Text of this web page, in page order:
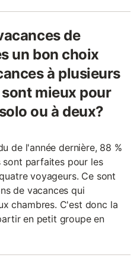
de
un bon choix
à plusieurs
mieux pour
ou à deux?
de l'année dernière, 88 %
parfaites pour les
voyageurs. Ce sont
de vacances qui
chambres. C'est donc la
en petit groupe en